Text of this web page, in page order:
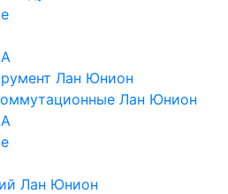
Лан Юнион
Лан Юнион
Лан Юнион